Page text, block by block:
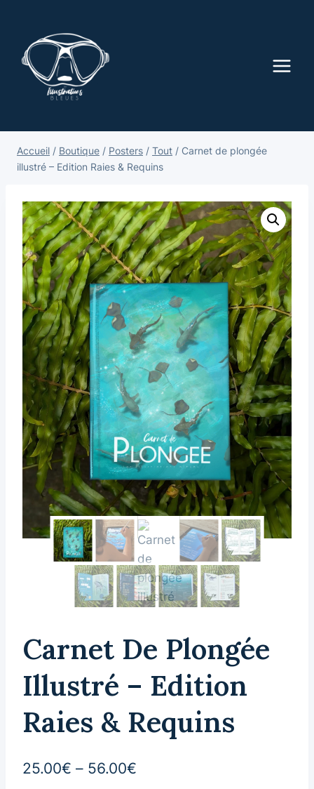
Accueil / Boutique / Posters / Tout / Carnet de plongée
illustré – Edition Raies & Requins
Carnet De Plongée
Illustré – Edition
Raies & Requins
25.00€ – 56.00€